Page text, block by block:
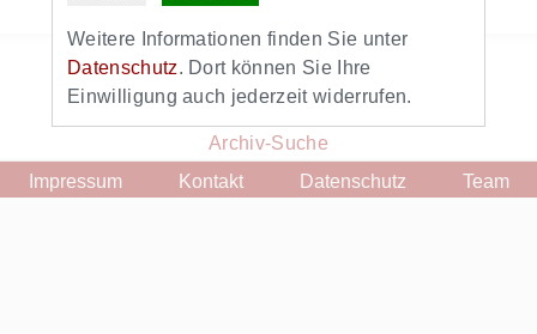
Weitere Informationen finden Sie unter
Datenschutz. Dort können Sie Ihre
Einwilligung auch jederzeit widerrufen.
Zurück zur Startseite
Zum Newsletter
Archiv-Suche
Impressum
Kontakt Datenschutz Team